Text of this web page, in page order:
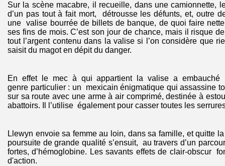
Sur la scène macabre, il recueille, dans une camionnette,
d’un pas tout à fait mort, détrousse les défunts, et, outre
une valise bourrée de billets de banque, de quoi faire
ses fins de mois. C’est son jour de chance, mais il risque
tout l’argent contenu dans la valise si l’on considère que
saisit du magot en dépit du danger.
En effet le mec à qui appartient la valise a embauché
genre particulier : un mexicain énigmatique qui assassine
sur sa route avec une arme à air comprimé, destinée à
abattoirs. Il l’utilise également pour casser toutes les
Llewyn envoie sa femme au loin, dans sa famille, et quitte
poursuite de grande qualité s’ensuit, au travers d’un
fortes, d’hémoglobine. Les savants effets de clair-obscur
d'action.